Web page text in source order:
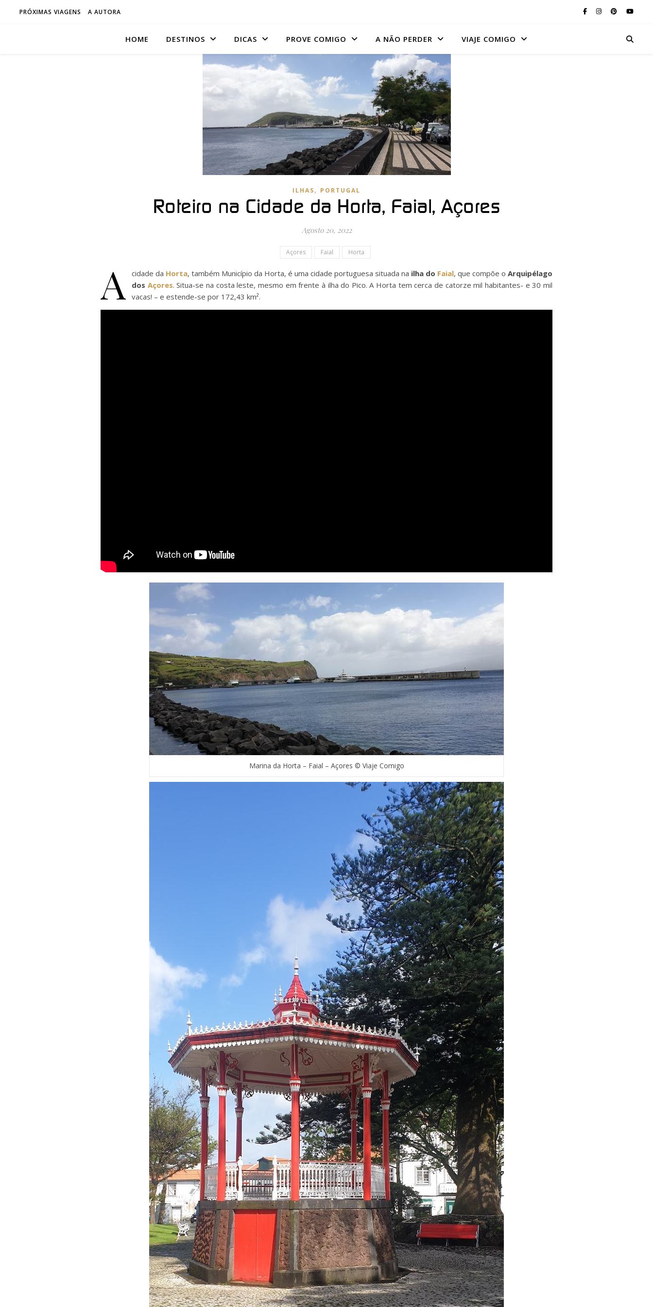
PRÓXIMAS VIAGENS A AUTORA
HOME DESTINOS DICAS PROVE COMIGO A NÃO PERDER VIAJE COMIGO
ILHAS, PORTUGAL
Roteiro na Cidade da Horta, Faial, Açores
Agosto 20, 2022
Açores Faial Horta
A cidade da Horta, também Município da Horta, é uma cidade portuguesa situada na ilha do Faial, que compõe o Arquipélago
dos Açores. Situa-se na costa leste, mesmo em frente à ilha do Pico. A Horta tem cerca de catorze mil habitantes- e 30 mil
vacas! – e estende-se por 172,43 km².
Marina da Horta – Faial – Açores © Viaje Comigo